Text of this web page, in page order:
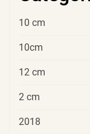
10 cm
10cm
12 cm
2 cm
2018